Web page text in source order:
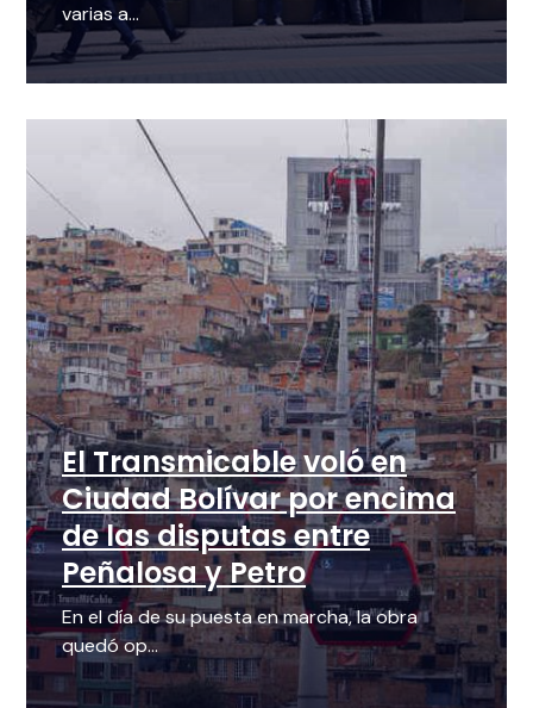
varias a...
El Transmicable voló en
Ciudad Bolívar por encima
de las disputas entre
Peñalosa y Petro
En el día de su puesta en marcha, la obra
quedó op...